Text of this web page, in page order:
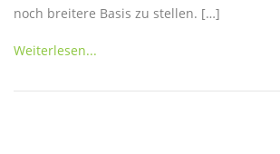
noch breitere Basis zu stellen. […]
Weiterlesen...